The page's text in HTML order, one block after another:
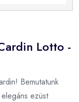
Lotto -
Bemutatunk
ezüst